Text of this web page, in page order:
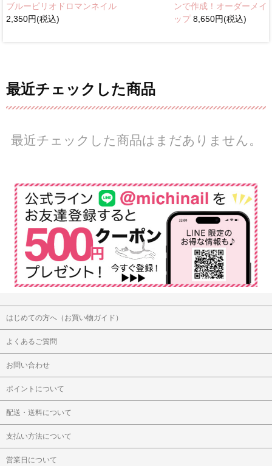
ブルーピリオドロマンネイル
2,350円(税込)
ンで作成！オーダーメイ
ップ8,650円(税込)
最近チェックした商品
最近チェックした商品はまだありません。
はじめての方へ（お買い物ガイド）
よくあるご質問
お問い合わせ
ポイントについて
配送・送料について
支払い方法について
営業日について